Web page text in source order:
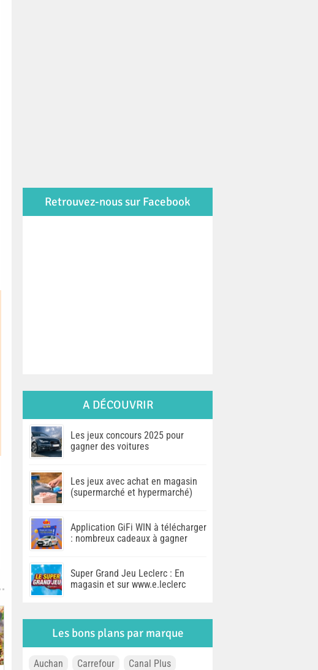
Retrouvez-nous sur Facebook
A DÉCOUVRIR
Les jeux concours 2025 pour
gagner des voitures
Les jeux avec achat en magasin
(supermarché et hypermarché)
Application GiFi WIN à télécharger
: nombreux cadeaux à gagner
Super Grand Jeu Leclerc : En
magasin et sur www.e.leclerc
Les bons plans par marque
Auchan Carrefour
Canal Plus